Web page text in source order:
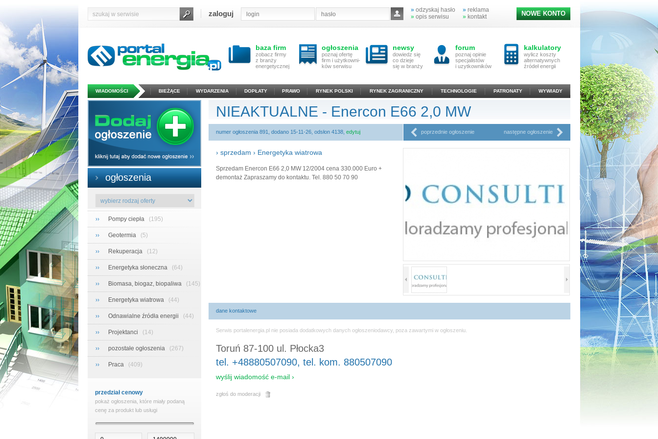
zaloguj » odzyskaj hasło
» opis serwisu
» reklama
» kontakt NOWE KONTO
baza firm
zobacz firmy
z branży
energetycznej
ogłoszenia
poznaj ofertę
firm i użytkowni-
ków serwisu
newsy
dowiedz się
co dzieje
się w branży
forum
poznaj opinie
specjalistów
i uzytkowników
kalkulatory
wylicz koszty
alternatywnych
źródeł energii
WIADOMOŚCI BIEŻĄCE WYDARZENIA DOPŁATY PRAWO RYNEK POLSKI RYNEK ZAGRANICZNY TECHNOLOGIE PATRONATY WYWIADY
ogłoszenia
›› Pompy ciepła (195)
›› Geotermia (5)
›› Rekuperacja (12)
›› Energetyka słoneczna (64)
›› Biomasa, biogaz, biopaliwa (145)
›› Energetyka wiatrowa (44)
›› Odnawialne źródła energii (44)
›› Projektanci (14)
›› pozostałe ogłoszenia (267)
›› Praca (409)
przedział cenowy
pokaż ogłoszenia, które miały podaną
cenę za produkt lub usługi
NIEAKTUALNE - Enercon E66 2,0 MW
numer ogłoszenia 891, dodano 15-11-26, odsłon 4138, edytuj poprzednie ogłoszenie następne ogłoszenie
› sprzedam › Energetyka wiatrowa
Sprzedam Enercon E66 2,0 MW 12/2004 cena 330.000 Euro +
demontaż Zapraszamy do kontaktu. Tel. 880 50 70 90
dane kontaktowe
Serwis portalenergia.pl nie posiada dodatkowych danych ogłoszeniodawcy, poza zawartymi w ogłoszeniu.
Toruń 87-100 ul. Płocka3
tel. +48880507090, tel. kom. 880507090
wyślij wiadomość e-mail ›
zgłoś do moderacji